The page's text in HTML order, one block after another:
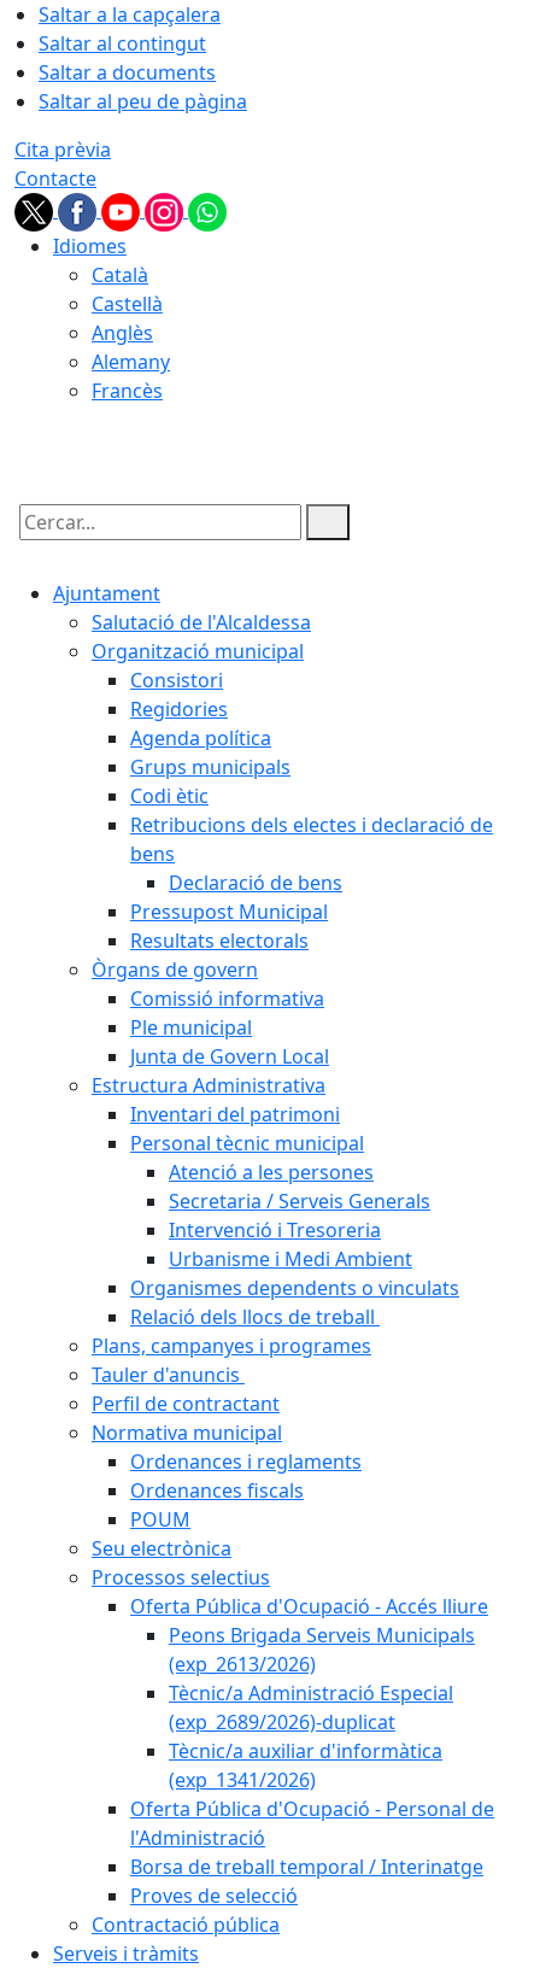
Saltar a la capçalera
Saltar al contingut
Saltar a documents
Saltar al peu de pàgina
Cita prèvia
Contacte
Idiomes
Català
Castellà
Anglès
Alemany
Francès
Cercar:
Ajuntament
Salutació de l'Alcaldessa
Organització municipal
Consistori
Regidories
Agenda política
Grups municipals
Codi ètic
Retribucions dels electes i declaració de
bens
Declaració de bens
Pressupost Municipal
Resultats electorals
Òrgans de govern
Comissió informativa
Ple municipal
Junta de Govern Local
Estructura Administrativa
Inventari del patrimoni
Personal tècnic municipal
Atenció a les persones
Secretaria / Serveis Generals
Intervenció i Tresoreria
Urbanisme i Medi Ambient
Organismes dependents o vinculats
Relació dels llocs de treball
Plans, campanyes i programes
Tauler d'anuncis
Perfil de contractant
Normativa municipal
Ordenances i reglaments
Ordenances fiscals
POUM
Seu electrònica
Processos selectius
Oferta Pública d'Ocupació - Accés lliure
Peons Brigada Serveis Municipals
(exp_2613/2026)
Tècnic/a Administració Especial
(exp_2689/2026)-duplicat
Tècnic/a auxiliar d'informàtica
(exp_1341/2026)
Oferta Pública d'Ocupació - Personal de
l'Administració
Borsa de treball temporal / Interinatge
Proves de selecció
Contractació pública
Serveis i tràmits